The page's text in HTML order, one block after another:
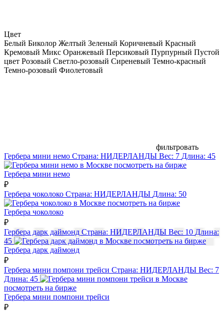
Цвет
Белый Биколор Желтый Зеленый Коричневый Красный
Кремовый Микс Оранжевый Персиковый Пурпурный Пустой
цвет Розовый Светло-розовый Сиреневый Темно-красный
Темно-розовый Фиолетовый
фильтровать
Гербера мини немо Страна: НИДЕРЛАНДЫ Вес: 7 Длина: 45
посмотреть на бирже
Гербера мини немо
₽
Гербера чоколоко Страна: НИДЕРЛАНДЫ Длина: 50
посмотреть на бирже
Гербера чоколоко
₽
Гербера дарк даймонд Страна: НИДЕРЛАНДЫ Вес: 10 Длина:
45
посмотреть на бирже
Гербера дарк даймонд
₽
Гербера мини помпони трейси Страна: НИДЕРЛАНДЫ Вес: 7
Длина: 45
посмотреть на бирже
Гербера мини помпони трейси
₽